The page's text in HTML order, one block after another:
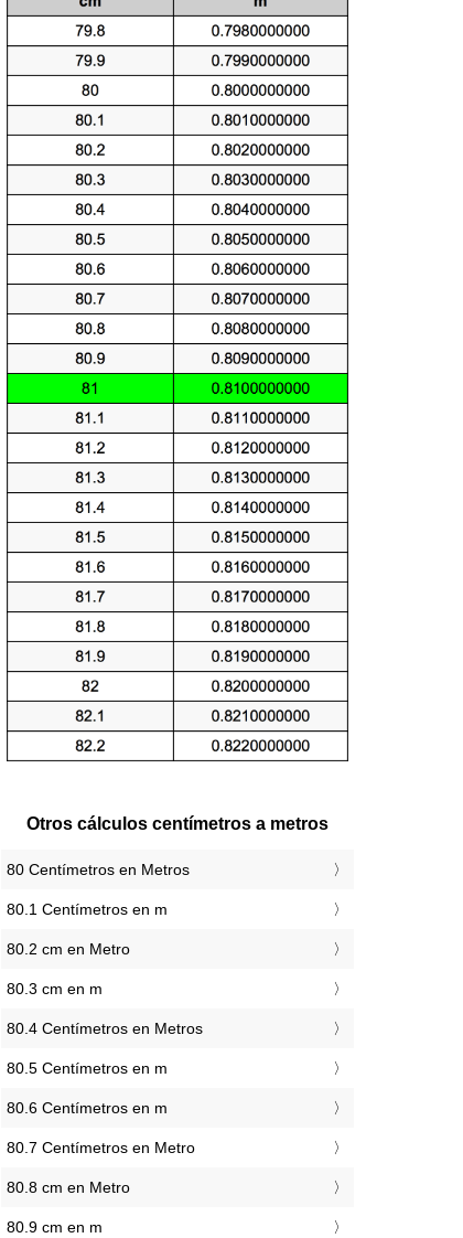
Otros cálculos centímetros a metros
80 Centímetros en Metros
80.1 Centímetros en m
80.2 cm en Metro
80.3 cm en m
80.4 Centímetros en Metros
80.5 Centímetros en m
80.6 Centímetros en m
80.7 Centímetros en Metro
80.8 cm en Metro
80.9 cm en m